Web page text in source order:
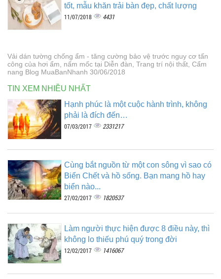
tốt, mẫu khăn trải bàn đẹp, chất lượng
11/07/2018 4431
Vải dán tường chống ẩm - tăng cường bảo vệ trước nguy cơ tấn
công của hơi ẩm, nấm mốc tại Diễn đàn, Trang trí nội thất, Cẩm
nang Blog MuaBanNhanh 30/06/2018
TIN XEM NHIỀU NHẤT
Hạnh phúc là một cuộc hành trình, không
phải là đích đến…
07/03/2017 2331217
Cùng bắt nguồn từ một con sông vì sao có
Biển Chết và hồ sống. Bạn mang hồ hay
biển nào...
27/02/2017 1820537
Làm người thực hiện được 8 điều này, thì
không lo thiếu phú quý trong đời
12/02/2017 1416067